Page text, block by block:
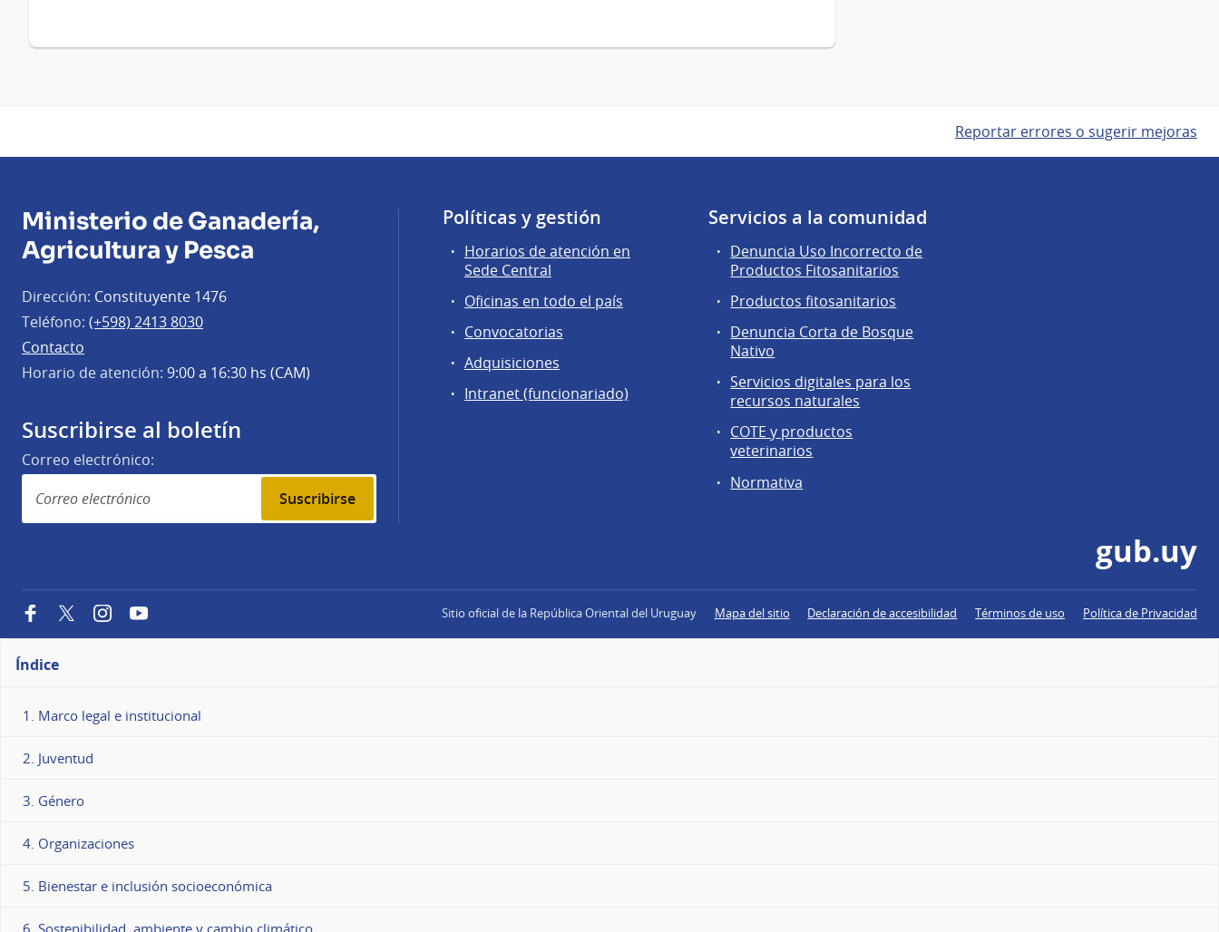
multidimensionalidad
Reportar errores o sugerir mejoras
Ministerio de Ganadería,
Agricultura y Pesca
Dirección: Constituyente 1476
Teléfono: (+598) 2413 8030
Contacto
Horario de atención: 9:00 a 16:30 hs (CAM)
Suscribirse al boletín
Correo electrónico:
Suscribirse
Políticas y gestión
Horarios de atención en
Sede Central
Oficinas en todo el país
Convocatorias
Adquisiciones
Intranet (funcionariado)
Servicios a la comunidad
Denuncia Uso Incorrecto de
Productos Fitosanitarios
Productos fitosanitarios
Denuncia Corta de Bosque
Nativo
Servicios digitales para los
recursos naturales
COTE y productos
veterinarios
Normativa
gub.uy
FacebookTwitterInstagramYouTube Sitio oficial de la República Oriental del Uruguay Mapa del sitio Declaración de accesibilidad Términos de uso Política de Privacidad
Índice
1. Marco legal e institucional
2. Juventud
3. Género
4. Organizaciones
5. Bienestar e inclusión socioeconómica
6. Sostenibilidad, ambiente y cambio climático